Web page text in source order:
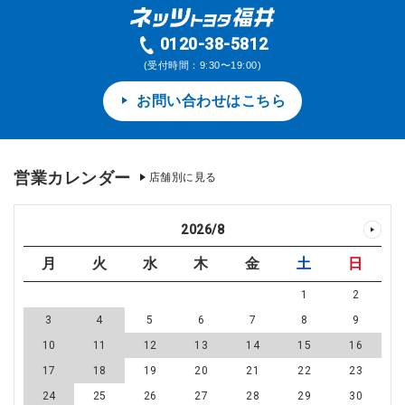
0120-38-5812
(受付時間：9:30〜19:00)
お問い合わせはこちら
営業カレンダー 店舗別に見る
2026/8
月 火 水 木 金 土 日
1
2
3
4 5 6 7 8
9
10
11 12 13 14 15
16
17
18 19 20 21 22
23
24
25 26 27 28 29 30